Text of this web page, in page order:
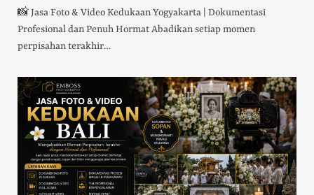
📸 Jasa Foto & Video Kedukaan Yogyakarta | Dokumentasi
Profesional dan Penuh Hormat Abadikan setiap momen
perpisahan terakhir…